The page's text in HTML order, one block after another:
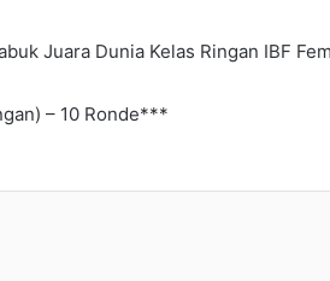
Juara Dunia Kelas Ringan IBF
– 10 Ronde***